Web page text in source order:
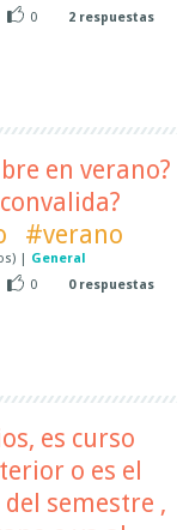
0
2 respuestas
en verano?
#verano
| General
0
0respuestas
es curso
o es el
semestre ,